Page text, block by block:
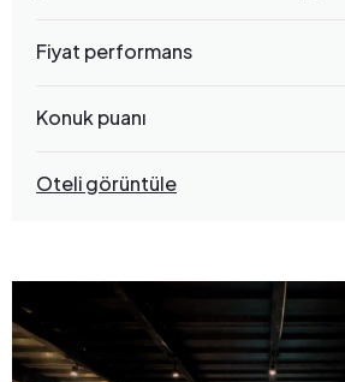
Fiyat performans
Konuk puanı
Oteli görüntüle